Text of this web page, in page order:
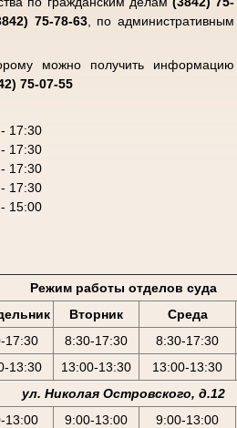
75-78-63, по административным
можно получить информацию
75-07-55
17:30
17:30
17:30
17:30
15:00
Режим работы отделов суда
Вторник
Среда
17:30 8:30-17:30
8:30-17:30
13:30 13:00-13:30
13:00-13:30
ул. Николая Островского, д.12
13:00
9:00-13:00
9:00-13:00